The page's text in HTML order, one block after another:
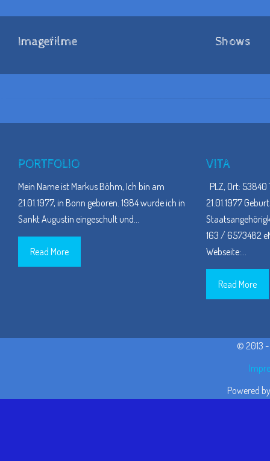
Imagefilme Shows
PORTFOLIO
Mein Name ist Markus Böhm, Ich bin am
21.01.1977, in Bonn geboren. 1984 wurde ich in
Sankt Augustin eingeschult und
Read More
VITA
PLZ, Ort:
21.01.1977
163 / 6573482
Webseite:
Read More
© 2013
Powered